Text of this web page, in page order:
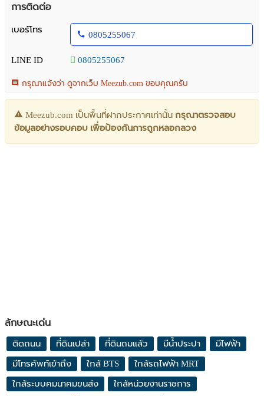
การติดต่อ
เบอร์โทร
0805255067
LINE ID 0805255067
กรุณาแจ้งว่า ดูจากเว็บ Meezub.com ขอบคุณครับ
Meezub.com เป็นพื้นที่ฝากประกาศเท่านั้น กรุณาตรวจสอบ
ข้อมูลอย่างรอบคอบ เพื่อป้องกันการถูกหลอกลวง
ลักษณะเด่น
ติดถนน ที่ดินเปล่า ที่ดินถมแล้ว มีน้ำประปา มีไฟฟ้า
มีโทรศัพท์เข้าถึง ใกล้ BTS ใกล้รถไฟฟ้า MRT
ใกล้ระบบคมนาคมขนส่ง ใกล้หน่วยงานราชการ